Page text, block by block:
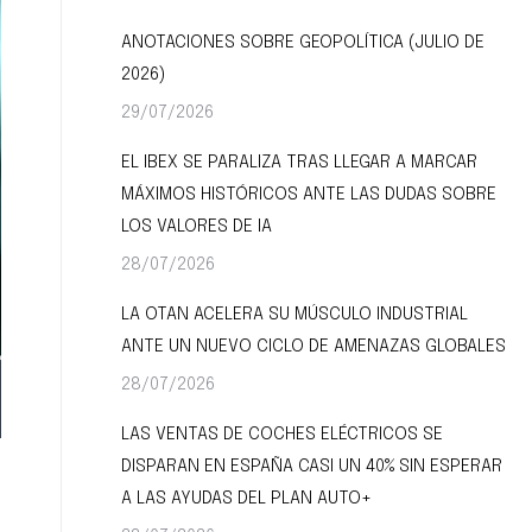
ANOTACIONES SOBRE GEOPOLÍTICA (JULIO DE
2026)
29/07/2026
EL IBEX SE PARALIZA TRAS LLEGAR A MARCAR
MÁXIMOS HISTÓRICOS ANTE LAS DUDAS SOBRE
LOS VALORES DE IA
28/07/2026
LA OTAN ACELERA SU MÚSCULO INDUSTRIAL
ANTE UN NUEVO CICLO DE AMENAZAS GLOBALES
28/07/2026
LAS VENTAS DE COCHES ELÉCTRICOS SE
DISPARAN EN ESPAÑA CASI UN 40% SIN ESPERAR
A LAS AYUDAS DEL PLAN AUTO+